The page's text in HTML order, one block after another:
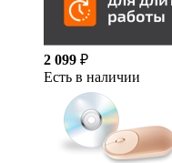
2 099 ₽
Есть в наличии